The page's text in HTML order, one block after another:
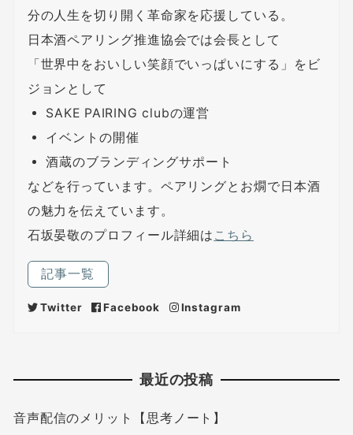
分の人生を切り開く革命家を応援している。
日本酒ペアリング推進協会では会長として
「世界中をおいしい笑顔でいっぱいにする」をビ
ジョンとして
SAKE PAIRING clubの運営
イベントの開催
酒蔵のブランディングサポート
などを行っています。ペアリングとお燗で日本酒
の魅力を伝えています。
石坂晏敬のプロフィール詳細は こちら
記事一覧
Twitter Facebook Instagram
最近の投稿
音声配信のメリット【思考ノート】